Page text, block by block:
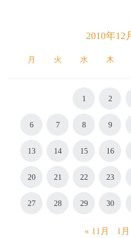
2010年12
月 火 水 木
1 2
6 7 8 9
13 14 15 16
20 21 22 23
27 28 29 30
« 11月 1